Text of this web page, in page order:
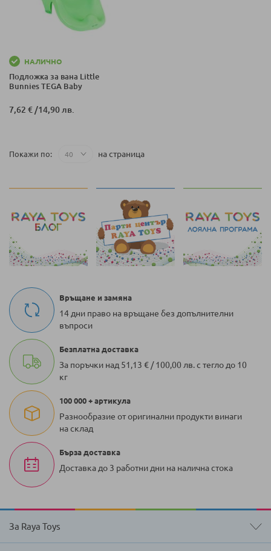
НАЛИЧНО
Подложка за вана Little
Bunnies TEGA Baby
7,62 €/14,90 лв.
Покажи по на страница
Връщане и замяна
14 дни право на връщане без допълнителни
въпроси
Безплатна доставка
За поръчки над 51,13 € / 100,00 лв. с тегло до 10
кг
100 000 + артикула
Разнообразие от оригинални продукти винаги
на склад
Бърза доставка
Доставка до 3 работни дни на налична стока
За Raya Toys